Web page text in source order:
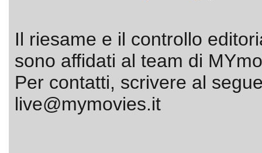
Il riesame e il controllo
sono affidati al team di
Per contatti, scrivere al
live@mymovies.it